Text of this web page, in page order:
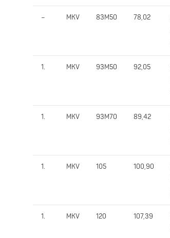
– MKV 83M50 78,02
1. MKV 93M50 92,05
1. MKV 93M70 89,42
1. MKV 105 100,90
1. MKV 120 107,39